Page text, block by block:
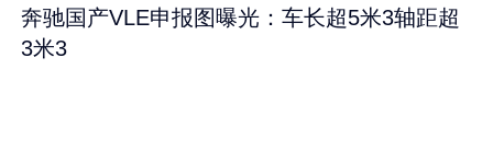
奔驰国产VLE申报图曝光：车长超5米3轴距超
3米3